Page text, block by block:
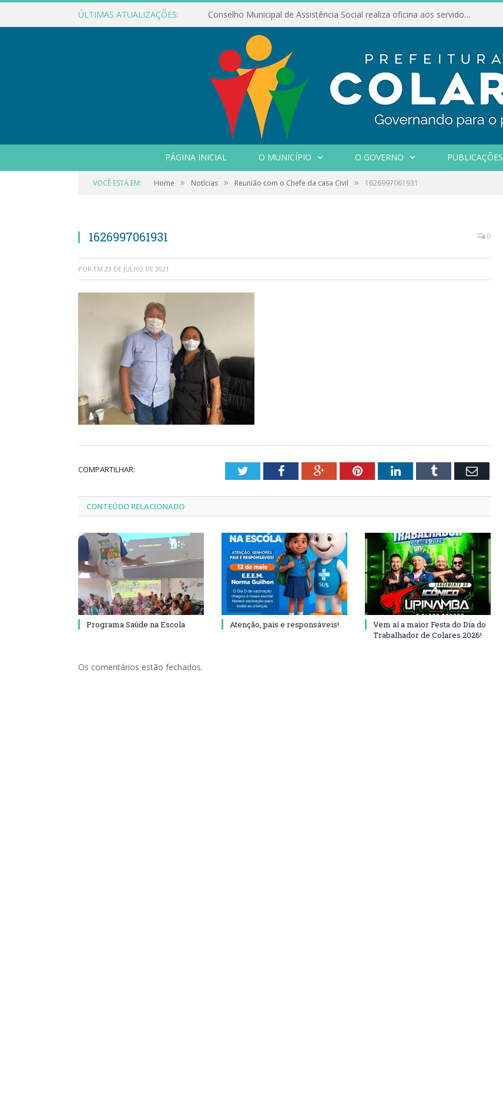
ÚLTIMAS ATUALIZAÇÕES: Conselho Municipal de Assistência Social realiza oficina aos servidores
PÁGINA INICIAL O MUNICÍPIO O GOVERNO PUBLICAÇÕES
VOCÊ ESTÁ EM: Home » Notícias » Reunião com o Chefe da casa Civil » 1626997061931
1626997061931 0
POR EM 23 DE JULHO DE 2021
COMPARTILHAR: TwitterFacebookGoogle+PinterestLinkedInTumblr Email
CONTEÚDO RELACIONADO
Programa Saúde na Escola Atenção, pais e responsáveis!
Vem aí a maior Festa do Dia do
Trabalhador de Colares 2026!
Os comentários estão fechados.